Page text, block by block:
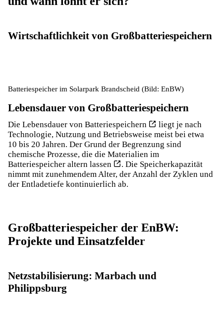
Wirtschaftlichkeit von Großbatteriespeichern
Batteriespeicher im Solarpark Brandscheid (Bild: EnBW)
Lebensdauer von Großbatteriespeichern
Die Lebensdauer von Batteriespeichern
liegt je nach
Technologie, Nutzung und Betriebsweise meist bei etwa
10 bis 20 Jahren. Der Grund der Begrenzung sind
chemische Prozesse, die die Materialien im
Batteriespeicher altern lassen
. Die Speicherkapazität
nimmt mit zunehmendem Alter, der Anzahl der Zyklen und
der Entladetiefe kontinuierlich ab.
Großbatteriespeicher der EnBW:
Projekte und Einsatzfelder
Netzstabilisierung: Marbach und
Philippsburg